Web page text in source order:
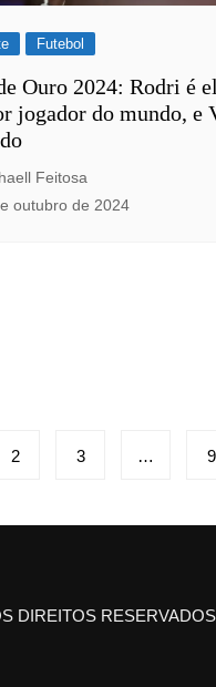
Futebol
Ouro 2024: Rodri é
jogador do mundo, e
Feitosa
outubro de 2024
2 3 … 9
DIREITOS